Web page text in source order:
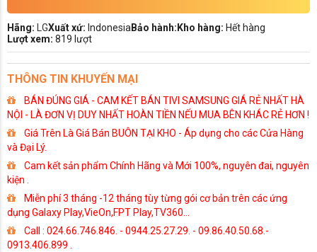
Hãng: LGXuất xứ: Indonesia Bảo hành: Kho hàng: Hết hàng
Lượt xem: 819 lượt
THÔNG TIN KHUYẾN MẠI
BÁN ĐÚNG GIÁ - CAM KẾT BÁN TIVI SAMSUNG GIÁ RẺ NHẤT HÀ
NỘI - LÀ ĐƠN VỊ DUY NHẤT HOÀN TIỀN NẾU MUA BÊN KHÁC RẺ HƠN !
Giá Trên Là Giá Bán BUÔN TẠI KHO - Áp dụng cho các Cửa Hàng
và Đại Lý.
Cam kết sản phẩm Chính Hãng và Mới 100%, nguyên đai, nguyên
kiện .
Miễn phí 3 tháng -12 tháng tùy từng gói cơ bản trên các ứng
dụng Galaxy Play,VieOn,FPT Play,TV360...
Call : 024.66.746.846. - 0944.25.27.29. - 09.86.40.50.68.-
0913.406.899 .